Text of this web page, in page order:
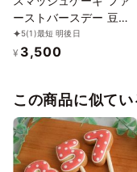
ーストバースデー 豆乳
ケーキ3号（9cm）
5(1)最短 明後日
¥ 3,500
この商品に似て